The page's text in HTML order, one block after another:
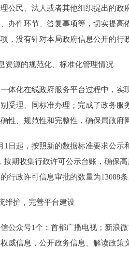
公民、法人或者其他组织提出的
办件环节、答复事项等，切实提高
，没有针对本局政府信息公开的行
源的规范化、标准化管理情况
化在线政府服务平台过程中，实
受理、同标准办理；完成了政务
性、规范性和完整性，确保局政府
起，按照新的数据标准要求公示
按期收集行政许可公示台账，确保
行政许可信息审批的数量为13088条
护，完善平台建设
众号1个：首都广播电视；新浪微
威信息，公开政务信息、解读政